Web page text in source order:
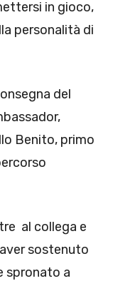
in gioco,
personalità di
del
Benito, primo
al collega e
sostenuto
spronato a